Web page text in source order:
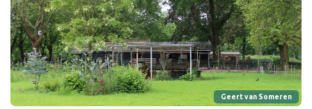
Geert van Someren